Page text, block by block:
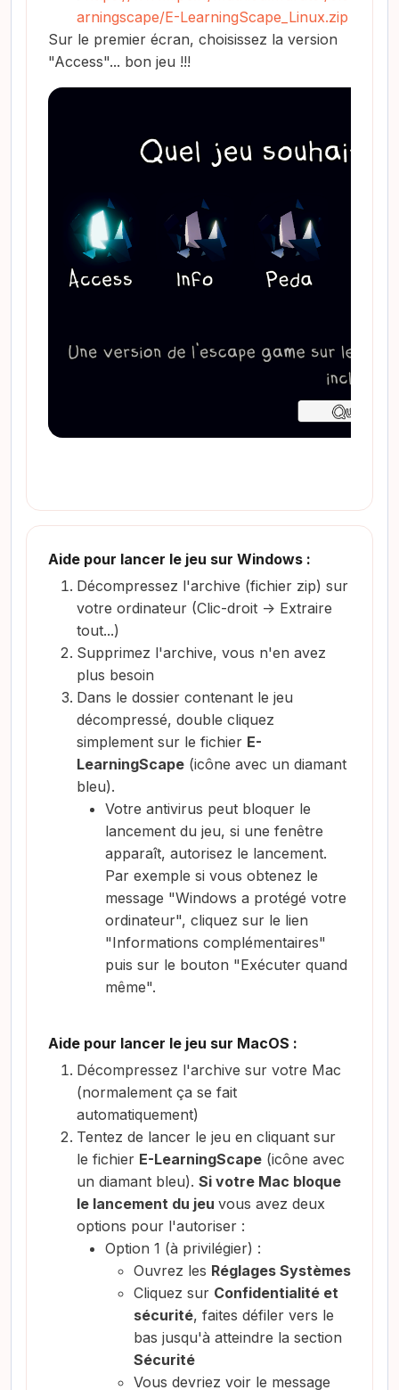
arningscape/E-LearningScape_Linux.zip
Sur le premier écran, choisissez la version
"Access"... bon jeu !!!
Aide pour lancer le jeu sur Windows :
Décompressez l'archive (fichier zip) sur
votre ordinateur (Clic-droit -> Extraire
tout...)
Supprimez l'archive, vous n'en avez
plus besoin
Dans le dossier contenant le jeu
décompressé, double cliquez
simplement sur le fichier E-
LearningScape (icône avec un diamant
bleu).
Votre antivirus peut bloquer le
lancement du jeu, si une fenêtre
apparaît, autorisez le lancement.
Par exemple si vous obtenez le
message "Windows a protégé votre
ordinateur", cliquez sur le lien
"Informations complémentaires"
puis sur le bouton "Exécuter quand
même".
Aide pour lancer le jeu sur MacOS :
Décompressez l'archive sur votre Mac
(normalement ça se fait
automatiquement)
Tentez de lancer le jeu en cliquant sur
le fichier E-LearningScape (icône avec
un diamant bleu). Si votre Mac bloque
le lancement du jeu vous avez deux
options pour l'autoriser :
Option 1 (à privilégier) :
Ouvrez les Réglages Systèmes
Cliquez sur Confidentialité et
sécurité, faites défiler vers le
bas jusqu'à atteindre la section
Sécurité
Vous devriez voir le message